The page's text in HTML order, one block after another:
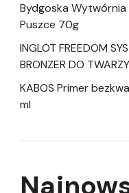
Bydgoska Wytwórnia
Puszce 70g
INGLOT FREEDOM
BRONZER DO
KABOS Primer
ml